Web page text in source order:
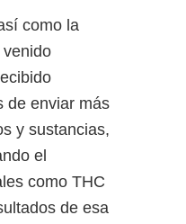
como la
de enviar más
y sustancias,
el
como THC
de esa